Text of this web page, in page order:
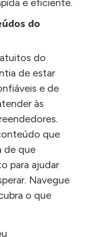
do
do
de estar
e de
às
que
de que
para ajudar
Navegue
o que